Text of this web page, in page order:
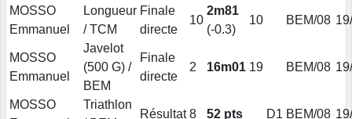
MOSSO
Emmanuel
Longueur
/ TCM
Finale
directe
10
2m81
(-0.3)
10 BEM/08
MOSSO
Emmanuel
Javelot
(500 G) /
BEM
Finale
directe
2 16m01 19 BEM/08
MOSSO
Triathlon
Résultat 8 52 pts D1 BEM/08